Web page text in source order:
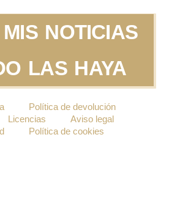
NOTICIAS
LAS HAYA
Política de devolución
Licencias
Aviso legal
Política de cookies